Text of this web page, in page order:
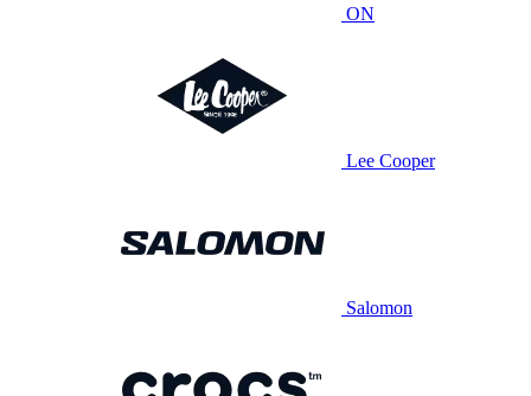
ON
Lee Cooper
Salomon